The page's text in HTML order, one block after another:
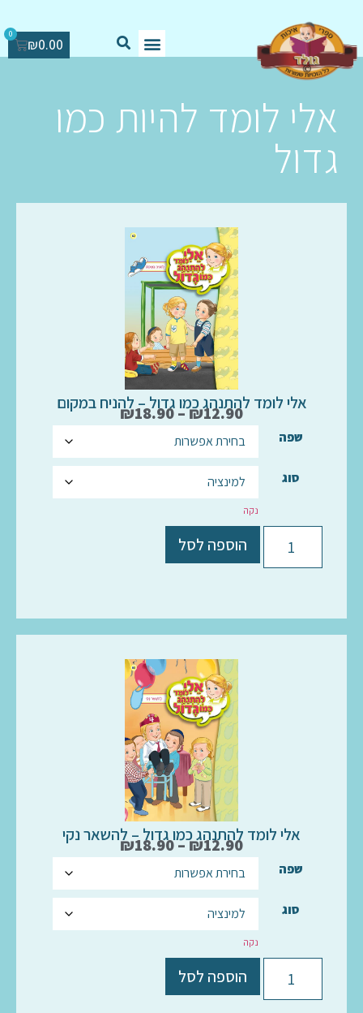
₪0.00
0
אלי לומד להיות כמו
גדול
אלי לומד להתנהג כמו גדול – להניח במקום
₪12.90
–
₪18.90
שפה
סוג
נקה
הוספה לסל
אלי לומד להתנהג כמו גדול – להשאר נקי
₪12.90
–
₪18.90
שפה
סוג
נקה
הוספה לסל